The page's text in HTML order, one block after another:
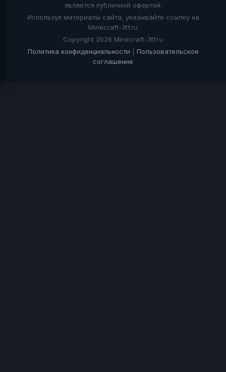
является публичной офертой.
Используя материалы сайта, указывайте ссылку на
Minecraft-3tf.ru
Copyright 2026 Minecraft-3tf.ru
Политика конфиденциальности
Пользовательское
соглашение